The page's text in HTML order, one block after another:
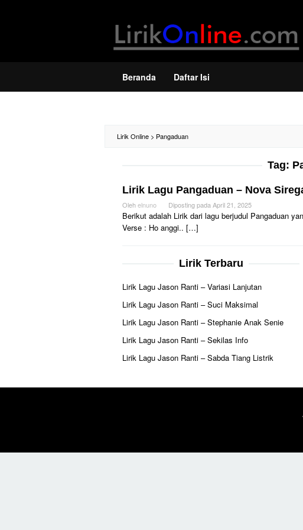
Beranda Daftar Isi
Lirik Online > Pangaduan
Tag:
Lirik Lagu Pangaduan – Nova
Olehelnuno Diposting pada April 21, 2025
Berikut adalah Lirik dari lagu berjudul Pangaduan
Verse : Ho anggi.. […]
Lirik Terbaru
Lirik Lagu Jason Ranti – Variasi Lanjutan
Lirik Lagu Jason Ranti – Suci Maksimal
Lirik Lagu Jason Ranti – Stephanie Anak Senie
Lirik Lagu Jason Ranti – Sekilas Info
Lirik Lagu Jason Ranti – Sabda Tiang Listrik